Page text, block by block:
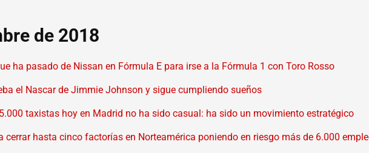
de 2018
ha pasado de Nissan en Fórmula E para irse a la Fórmula 1 con Toro Rosso
el Nascar de Jimmie Johnson y sigue cumpliendo sueños
taxistas hoy en Madrid no ha sido casual: ha sido un movimiento estratégico
cerrar hasta cinco factorías en Norteamérica poniendo en riesgo más de 6.000